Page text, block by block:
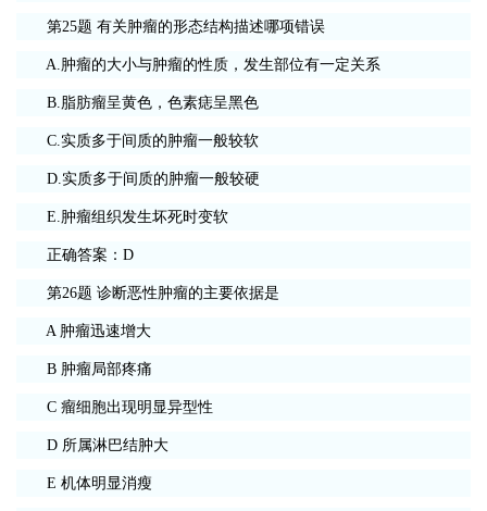
第25题 有关肿瘤的形态结构描述哪项错误
A.肿瘤的大小与肿瘤的性质，发生部位有一定关系
B.脂肪瘤呈黄色，色素痣呈黑色
C.实质多于间质的肿瘤一般较软
D.实质多于间质的肿瘤一般较硬
E.肿瘤组织发生坏死时变软
正确答案：D
第26题 诊断恶性肿瘤的主要依据是
A 肿瘤迅速增大
B 肿瘤局部疼痛
C 瘤细胞出现明显异型性
D 所属淋巴结肿大
E 机体明显消瘦